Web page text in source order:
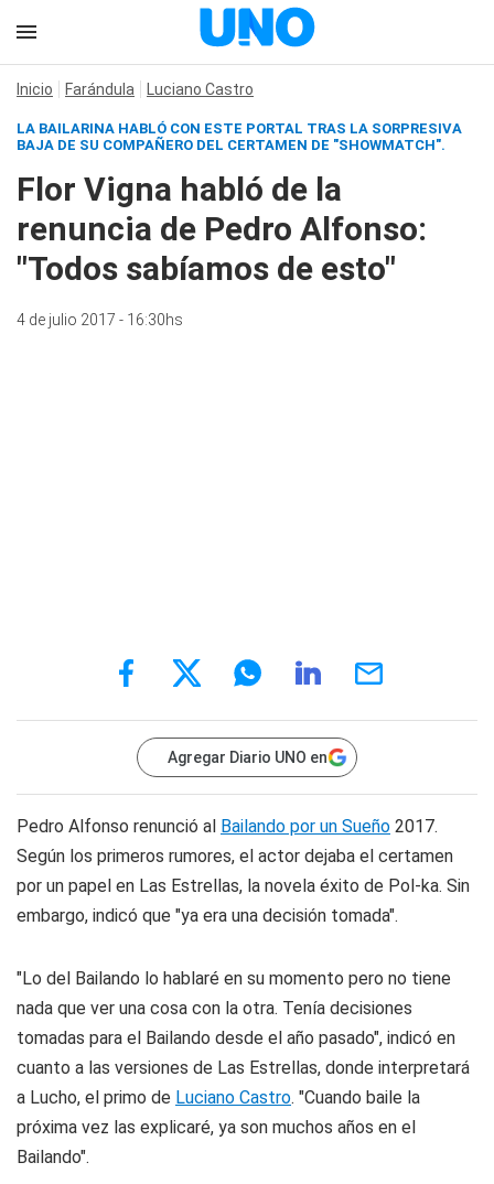
Inicio Farándula Luciano Castro
LA BAILARINA HABLÓ CON ESTE PORTAL TRAS LA SORPRESIVA
BAJA DE SU COMPAÑERO DEL CERTAMEN DE "SHOWMATCH".
Flor Vigna habló de la
renuncia de Pedro Alfonso:
"Todos sabíamos de esto"
4 de julio 2017 - 16:30hs
Agregar Diario UNO en
Pedro Alfonso renunció al Bailando por un Sueño 2017.
Según los primeros rumores, el actor dejaba el certamen
por un papel en Las Estrellas, la novela éxito de Pol-ka. Sin
embargo, indicó que "ya era una decisión tomada".
"Lo del Bailando lo hablaré en su momento pero no tiene
nada que ver una cosa con la otra. Tenía decisiones
tomadas para el Bailando desde el año pasado", indicó en
cuanto a las versiones de Las Estrellas, donde interpretará
a Lucho, el primo de Luciano Castro. "Cuando baile la
próxima vez las explicaré, ya son muchos años en el
Bailando".